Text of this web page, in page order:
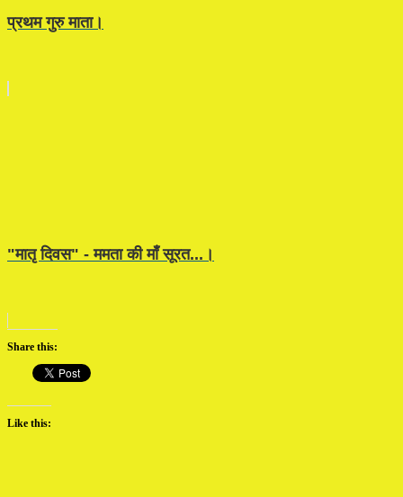
प्रथम गुरु माता।
"मातृ दिवस" - ममता की माँ सूरत...।
Share this:
Like this: